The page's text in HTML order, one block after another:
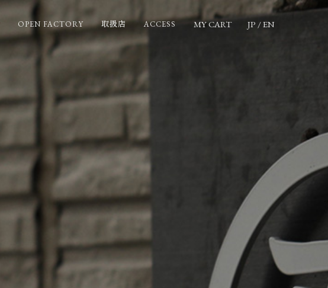
OPEN FACTORY 取扱店 ACCESS JP /EN
MY CART